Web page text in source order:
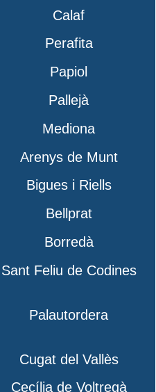
Calaf
Perafita
Papiol
Pallejà
Mediona
Arenys de Munt
Bigues i Riells
Bellprat
Borredà
Sant Feliu de Codines
Palautordera
Cugat del Vallès
Cecília de Voltregà